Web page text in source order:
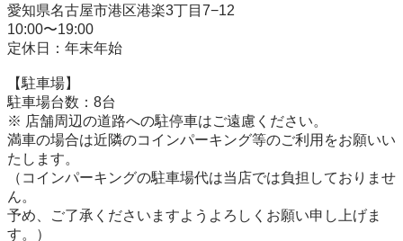
愛知県名古屋市港区港楽3丁目7−12
10:00〜19:00
定休日：年末年始
【駐⾞場】
駐車場台数：8台
※ 店舗周辺の道路への駐停車はご遠慮ください。
満車の場合は近隣のコインパーキング等のご利用をお願いい
たします。
（コインパーキングの駐車場代は当店では負担しておりませ
ん。
予め、ご了承くださいますようよろしくお願い申し上げま
す。）